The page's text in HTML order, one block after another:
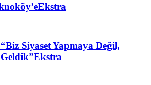
Ekstra
Siyaset Yapmaya Değil,
Ekstra